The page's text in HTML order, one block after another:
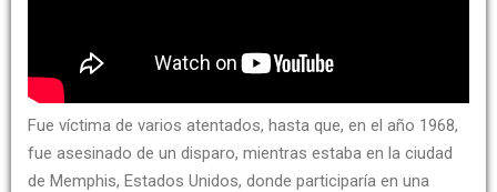
Fue víctima de varios atentados, hasta que, en el año 1968,
fue asesinado de un disparo, mientras estaba en la ciudad
de Memphis, Estados Unidos, donde participaría en una